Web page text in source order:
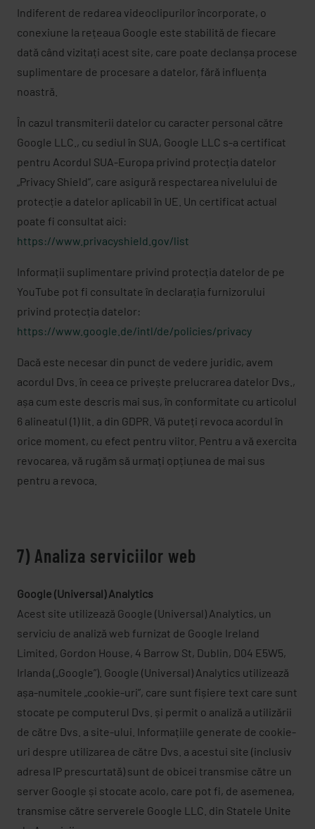
Indiferent de redarea videoclipurilor încorporate, o
conexiune la rețeaua Google este stabilită de fiecare
dată când vizitați acest site, care poate declanșa procese
suplimentare de procesare a datelor, fără influența
noastră.
În cazul transmiterii datelor cu caracter personal către
Google LLC., cu sediul în SUA, Google LLC s-a certificat
pentru Acordul SUA-Europa privind protecția datelor
„Privacy Shield”, care asigură respectarea nivelului de
protecție a datelor aplicabil în UE. Un certificat actual
poate fi consultat aici:
https://www.privacyshield.gov/list
Informații suplimentare privind protecția datelor de pe
YouTube pot fi consultate în declarația furnizorului
privind protecția datelor:
https://www.google.de/intl/de/policies/privacy
Dacă este necesar din punct de vedere juridic, avem
acordul Dvs. în ceea ce privește prelucrarea datelor Dvs.,
așa cum este descris mai sus, în conformitate cu articolul
6 alineatul (1) lit. a din GDPR. Vă puteți revoca acordul în
orice moment, cu efect pentru viitor. Pentru a vă exercita
revocarea, vă rugăm să urmați opțiunea de mai sus
pentru a revoca.
7) Analiza serviciilor web
Google (Universal) Analytics
Acest site utilizează Google (Universal) Analytics, un
serviciu de analiză web furnizat de Google Ireland
Limited, Gordon House, 4 Barrow St, Dublin, D04 E5W5,
Irlanda („Google”). Google (Universal) Analytics utilizează
așa-numitele „cookie-uri”, care sunt fișiere text care sunt
stocate pe computerul Dvs. și permit o analiză a utilizării
de către Dvs. a site-ului. Informațiile generate de cookie-
uri despre utilizarea de către Dvs. a acestui site (inclusiv
adresa IP prescurtată) sunt de obicei transmise către un
server Google și stocate acolo, care pot fi, de asemenea,
transmise către serverele Google LLC. din Statele Unite